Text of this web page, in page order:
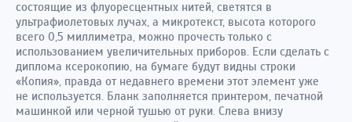
состоящие из флуоресцентных нитей, светятся в
ультрафиолетовых лучах, а микротекст, высота которого
всего 0,5 миллиметра, можно прочесть только с
использованием увеличительных приборов. Если сделать с
диплома ксерокопию, на бумаге будут видны строки
«Копия», правда от недавнего времени этот элемент уже
не используется. Бланк заполняется принтером, печатной
машинкой или черной тушью от руки. Слева внизу